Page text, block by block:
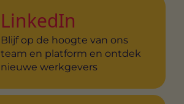
LinkedIn
Blijf op de hoogte van ons
team en platform en ontdek
nieuwe werkgevers